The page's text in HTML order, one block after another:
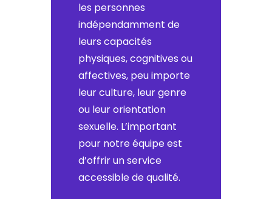
les personnes
indépendamment de
leurs capacités
physiques, cognitives ou
affectives, peu importe
leur culture, leur genre
ou leur orientation
sexuelle. L’important
pour notre équipe est
d’offrir un service
accessible de qualité.